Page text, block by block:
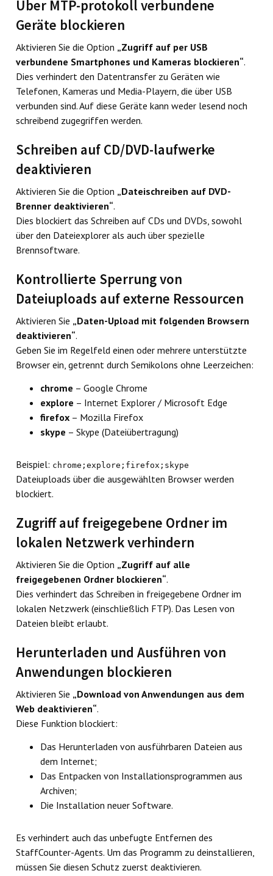
Über MTP-protokoll verbundene
Geräte blockieren
Aktivieren Sie die Option „Zugriff auf per USB
verbundene Smartphones und Kameras blockieren“.
Dies verhindert den Datentransfer zu Geräten wie
Telefonen, Kameras und Media-Playern, die über USB
verbunden sind. Auf diese Geräte kann weder lesend noch
schreibend zugegriffen werden.
Schreiben auf CD/DVD-laufwerke
deaktivieren
Aktivieren Sie die Option „Dateischreiben auf DVD-
Brenner deaktivieren“.
Dies blockiert das Schreiben auf CDs und DVDs, sowohl
über den Dateiexplorer als auch über spezielle
Brennsoftware.
Kontrollierte Sperrung von
Dateiuploads auf externe Ressourcen
Aktivieren Sie „Daten-Upload mit folgenden Browsern
deaktivieren“.
Geben Sie im Regelfeld einen oder mehrere unterstützte
Browser ein, getrennt durch Semikolons ohne Leerzeichen:
chrome – Google Chrome
explore – Internet Explorer / Microsoft Edge
firefox – Mozilla Firefox
skype – Skype (Dateiübertragung)
Beispiel: chrome;explore;firefox;skype
Dateiuploads über die ausgewählten Browser werden
blockiert.
Zugriff auf freigegebene Ordner im
lokalen Netzwerk verhindern
Aktivieren Sie die Option „Zugriff auf alle
freigegebenen Ordner blockieren“.
Dies verhindert das Schreiben in freigegebene Ordner im
lokalen Netzwerk (einschließlich FTP). Das Lesen von
Dateien bleibt erlaubt.
Herunterladen und Ausführen von
Anwendungen blockieren
Aktivieren Sie „Download von Anwendungen aus dem
Web deaktivieren“.
Diese Funktion blockiert:
Das Herunterladen von ausführbaren Dateien aus
dem Internet;
Das Entpacken von Installationsprogrammen aus
Archiven;
Die Installation neuer Software.
Es verhindert auch das unbefugte Entfernen des
StaffCounter-Agents. Um das Programm zu deinstallieren,
müssen Sie diesen Schutz zuerst deaktivieren.